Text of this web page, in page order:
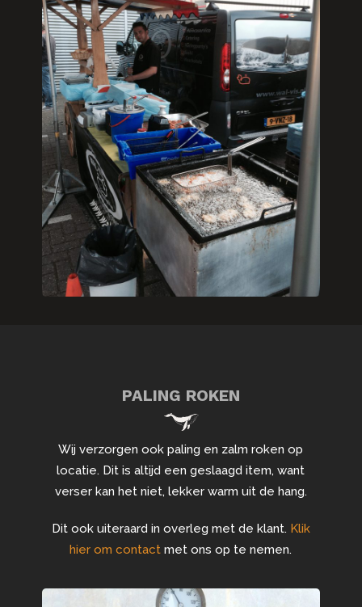
PALING ROKEN
Wij verzorgen ook paling en zalm roken op
locatie. Dit is altijd een geslaagd item, want
verser kan het niet, lekker warm uit de hang.
Dit ook uiteraard in overleg met de klant. Klik
hier om contact met ons op te nemen.